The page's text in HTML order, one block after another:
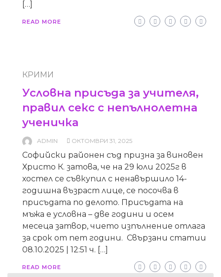
[…]
READ MORE
КРИМИ
Условна присъда за учителя,
правил секс с непълнолетна
ученичка
ADMIN ОКТОМВРИ 31, 2025
Софийски районен съд призна за виновен
Христо К. затова, че на 29 юли 2025г в
хостел се съвкупил с ненавършило 14-
годишна възраст лице, се посочва в
присъдата по делото. Присъдата на
мъжа е условна – две години и осем
месеца затвор, чието изпълнение отлага
за срок от пет години. Свързани статии
08.10.2025 | 12:51 ч. […]
READ MORE